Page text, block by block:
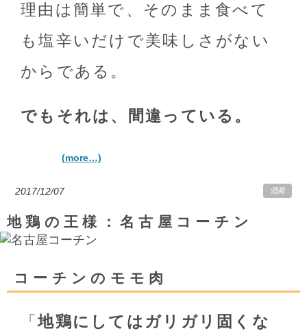
理由は簡単で、そのまま食べて
も塩辛いだけで美味しさがない
からである。
でもそれは、間違っている。
(more…)
2017/12/07 酒肴
地鶏の王様：名古屋コーチン
コーチンのモモ肉
「地鶏にしてはガリガリ固くな